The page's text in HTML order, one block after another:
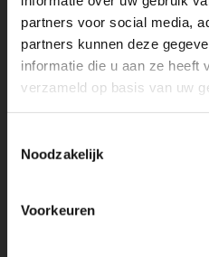
partners voor social media,
partners kunnen deze
informatie die u aan ze heeft
verzameld op basis van uw
Noodzakelijk
Voorkeuren
Verzending
Maatwerk hout